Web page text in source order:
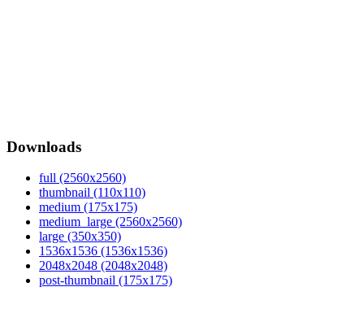
Downloads
full (2560x2560)
thumbnail (110x110)
medium (175x175)
medium_large (2560x2560)
large (350x350)
1536x1536 (1536x1536)
2048x2048 (2048x2048)
post-thumbnail (175x175)